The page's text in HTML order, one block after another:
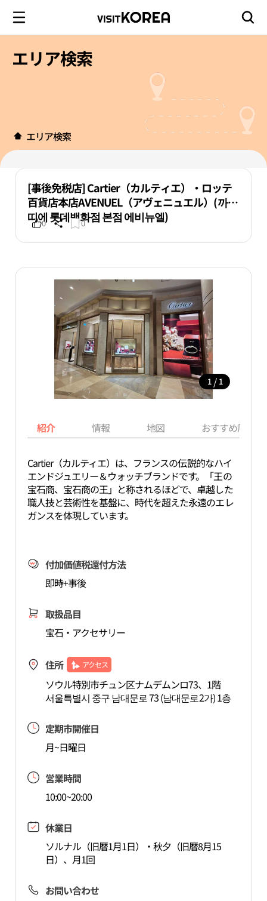
エリア検索
エリア検索
[事後免税店] Cartier（カルティエ）・ロッテ
百貨店本店AVENUEL（アヴェニュエル）(까르
띠에 롯데백화점 본점 에비뉴엘)
0 0
1 / 1
紹介 情報 地図 おすすめ周辺
Cartier（カルティエ）は、フランスの伝説的なハイ
エンドジュエリー＆ウォッチブランドです。「王の
宝石商、宝石商の王」と称されるほどで、卓越した
職人技と芸術性を基盤に、時代を超えた永遠のエレ
ガンスを体現しています。
付加価値税還付方法
即時+事後
取扱品目
宝石・アクセサリー
住所 アクセス
ソウル特別市チュン区ナムデムンロ73、1階
서울특별시 중구 남대문로 73 (남대문로2가) 1층
定期市開催日
月~日曜日
営業時間
10:00~20:00
休業日
ソルナル（旧暦1月1日）・秋夕（旧暦8月15
日）、月1回
お問い合わせ